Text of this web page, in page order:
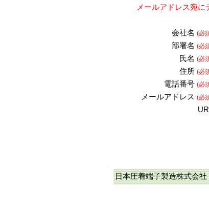
メールアドレス宛
会社名 (必
部署名 (必
氏名 (必
住所 (必
電話番号 (必
メールアドレス (必
日本圧着端子製造株式会社